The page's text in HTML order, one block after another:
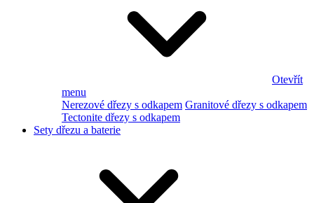
Otevřít
menu
Nerezové dřezy s odkapem Granitové dřezy s odkapem
Tectonite dřezy s odkapem
Sety dřezu a baterie